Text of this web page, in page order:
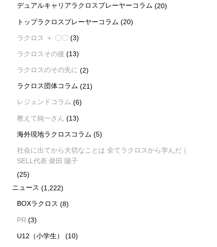
デュアルキャリアラクロスプレーヤーコラム (20)
トップラクロスプレーヤーコラム (20)
ラクロス ＋ 〇〇 (3)
ラクロスその後 (13)
ラクロスのその先に (2)
ラクロス団体コラム (21)
レジェンドコラム (6)
教えて純一さん (13)
海外現地ラクロスコラム (5)
社会に出てから大切なことは 全てラクロスから学んだ｜
SELL代表 柴田 陽子
(25)
ニュース (1,222)
BOXラクロス (8)
PR (3)
U12（小学生） (10)